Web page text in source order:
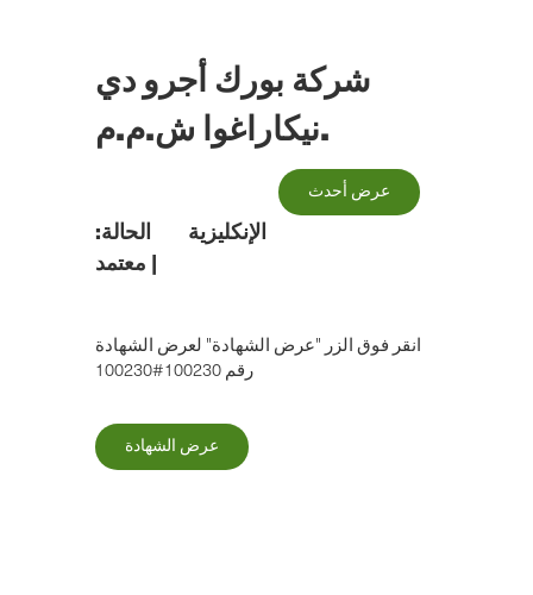
شركة بورك أجرو دي
نيكاراغوا ش.م.م.
عرض أحدث
الحالة:
معتمد |
الإنكليزية
انقر فوق الزر "عرض الشهادة" لعرض الشهادة
رقم 100230#100230
عرض الشهادة